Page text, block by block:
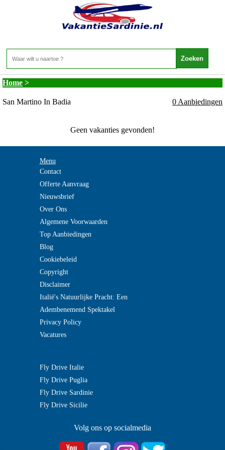
Vakantie Sardinie - ZUID-TIROL - San Martino
Home >
San Martino In Badia 0 Aanbiedingen
Geen vakanties gevonden!
Menu
Contact
Offerte Aanvraag
Nieuwsbrief
Over Ons
Algemene Voorwaarden
Top Aanbiedingen
Blog
Cookiebeleid
Copyright
Disclaimer
Italië's Natuurlijke Pracht: Een
Adembenemend Spektakel
Privacy Policy
Vacatures
Fly Drive Italie
Fly Drive Puglia
Fly Drive Sardinie
Fly Drive Sicilie
Volg ons op socialmedia